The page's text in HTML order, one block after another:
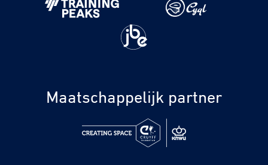
Maatschappelijk partner